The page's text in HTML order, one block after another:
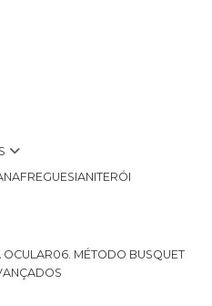
FREGUESIA
NITERÓI
OCULAR
06. MÉTODO BUSQUET